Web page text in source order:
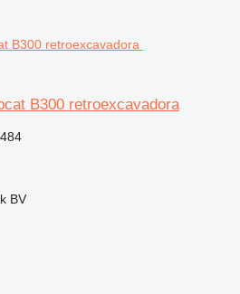
B300 retroexcavadora
BV